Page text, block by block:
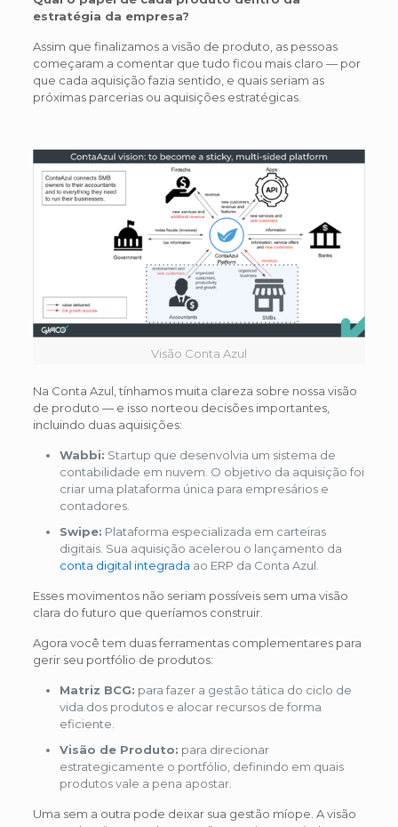
estratégia da empresa?
Assim que finalizamos a visão de produto, as pessoas
começaram a comentar que tudo ficou mais claro — por
que cada aquisição fazia sentido, e quais seriam as
próximas parcerias ou aquisições estratégicas.
Visão Conta Azul
Na Conta Azul, tínhamos muita clareza sobre nossa visão
de produto — e isso norteou decisões importantes,
incluindo duas aquisições:
Wabbi: Startup que desenvolvia um sistema de
contabilidade em nuvem. O objetivo da aquisição foi
criar uma plataforma única para empresários e
contadores.
Swipe: Plataforma especializada em carteiras
digitais. Sua aquisição acelerou o lançamento da
conta digital integrada ao ERP da Conta Azul.
Esses movimentos não seriam possíveis sem uma visão
clara do futuro que queríamos construir.
Agora você tem duas ferramentas complementares para
gerir seu portfólio de produtos:
Matriz BCG: para fazer a gestão tática do ciclo de
vida dos produtos e alocar recursos de forma
eficiente.
Visão de Produto: para direcionar
estrategicamente o portfólio, definindo em quais
produtos vale a pena apostar.
Uma sem a outra pode deixar sua gestão míope. A visão